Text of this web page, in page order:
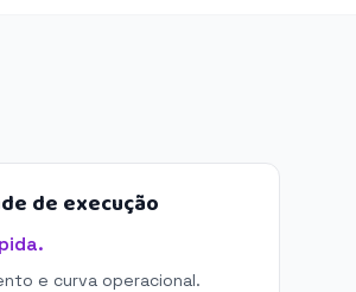
de execução
e curva operacional.